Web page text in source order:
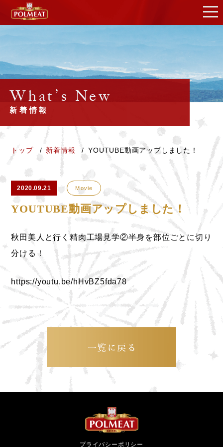
What’s New
新着情報
トップ 新着情報 YOUTUBE動画アップしました！
2020.09.21 Movie
YOUTUBE動画アップしました！
秋田美人と行く精肉工場見学②半身を部位ごとに切り
分ける！
https://youtu.be/hHvBZ5fda78
プライバシーポリシー